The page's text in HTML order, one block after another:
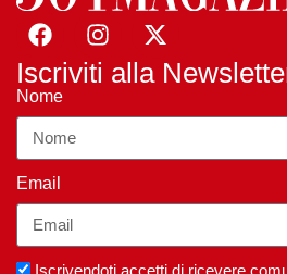
Iscriviti alla
Nome
Email
Iscrivendoti accetti di ricevere